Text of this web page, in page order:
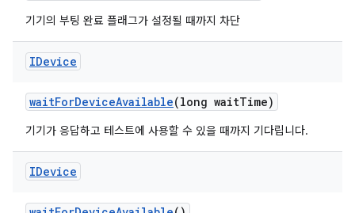
기기의 부팅 완료 플래그가 설정될 때까지 차단
IDevice
waitForDeviceAvailable(long waitTime)
기기가 응답하고 테스트에 사용할 수 있을 때까지 기다립니다.
IDevice